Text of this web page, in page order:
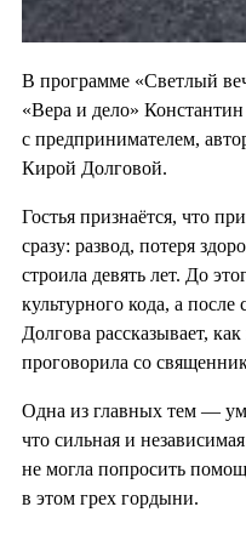
В программе «Светлый
«Вера и дело»
с предпринимателем,
Кирой Долговой.
Гостья признаётся, что
сразу: развод, потеря
строила девять лет. До
культурного кода, а
Долгова рассказывает,
проговорила со
Одна из главных тем —
что сильная и
не могла попросить
в этом грех гордыни.